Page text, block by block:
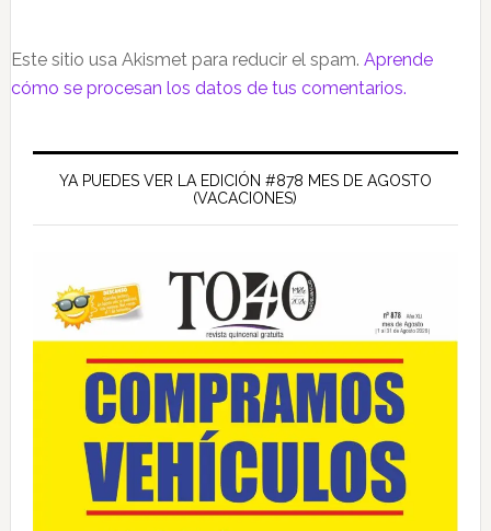
Este sitio usa Akismet para reducir el spam. Aprende
cómo se procesan los datos de tus comentarios.
Barra
lateral
principal
YA PUEDES VER LA EDICIÓN #878 MES DE AGOSTO
(VACACIONES)